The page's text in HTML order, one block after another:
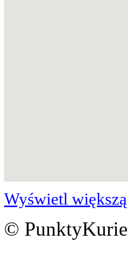
Wyświetl
©